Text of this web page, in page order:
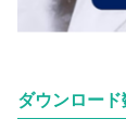
ダウンロー